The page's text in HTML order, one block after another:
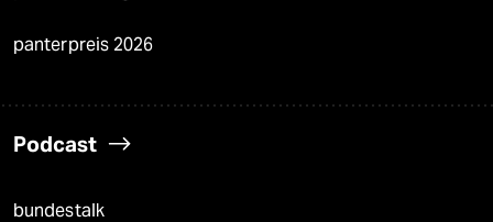
panterpreis 2026
Podcast
bundestalk